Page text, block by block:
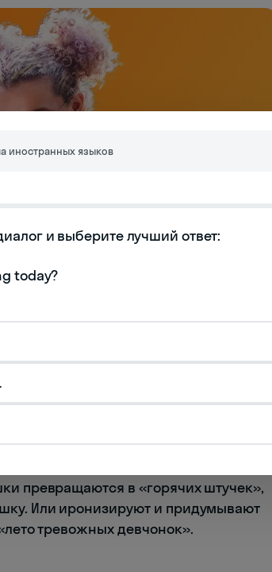
стала популярной благодаря
Она записала одноименный трек
— Ники Минаж.
каждым летом — чувствовать себя
никому ее испортить. Теперь в
превращаются в «горячих штучек»,
Или иронизируют и придумывают
тревожных девчонок».
иностранных языков
и выберите лучший ответ: